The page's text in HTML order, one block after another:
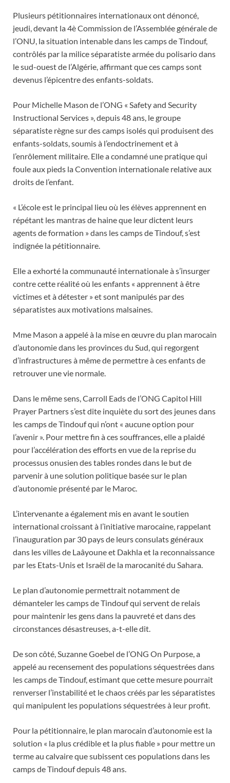
Plusieurs pétitionnaires internationaux ont dénoncé,
jeudi, devant la 4è Commission de l’Assemblée générale de
l’ONU, la situation intenable dans les camps de Tindouf,
contrôlés par la milice séparatiste armée du polisario dans
le sud-ouest de l’Algérie, affirmant que ces camps sont
devenus l’épicentre des enfants-soldats.
Pour Michelle Mason de l’ONG « Safety and Security
Instructional Services », depuis 48 ans, le groupe
séparatiste règne sur des camps isolés qui produisent des
enfants-soldats, soumis à l’endoctrinement et à
l’enrôlement militaire. Elle a condamné une pratique qui
foule aux pieds la Convention internationale relative aux
droits de l’enfant.
« L’école est le principal lieu où les élèves apprennent en
répétant les mantras de haine que leur dictent leurs
agents de formation » dans les camps de Tindouf, s’est
indignée la pétitionnaire.
Elle a exhorté la communauté internationale à s’insurger
contre cette réalité où les enfants « apprennent à être
victimes et à détester » et sont manipulés par des
séparatistes aux motivations malsaines.
Mme Mason a appelé à la mise en œuvre du plan marocain
d’autonomie dans les provinces du Sud, qui regorgent
d’infrastructures à même de permettre à ces enfants de
retrouver une vie normale.
Dans le même sens, Carroll Eads de l’ONG Capitol Hill
Prayer Partners s’est dite inquiète du sort des jeunes dans
les camps de Tindouf qui n’ont « aucune option pour
l’avenir ». Pour mettre fin à ces souffrances, elle a plaidé
pour l’accélération des efforts en vue de la reprise du
processus onusien des tables rondes dans le but de
parvenir à une solution politique basée sur le plan
d’autonomie présenté par le Maroc.
L’intervenante a également mis en avant le soutien
international croissant à l’initiative marocaine, rappelant
l’inauguration par 30 pays de leurs consulats généraux
dans les villes de Laâyoune et Dakhla et la reconnaissance
par les Etats-Unis et Israël de la marocanité du Sahara.
Le plan d’autonomie permettrait notamment de
démanteler les camps de Tindouf qui servent de relais
pour maintenir les gens dans la pauvreté et dans des
circonstances désastreuses, a-t-elle dit.
De son côté, Suzanne Goebel de l’ONG On Purpose, a
appelé au recensement des populations séquestrées dans
les camps de Tindouf, estimant que cette mesure pourrait
renverser l’instabilité et le chaos créés par les séparatistes
qui manipulent les populations séquestrées à leur profit.
Pour la pétitionnaire, le plan marocain d’autonomie est la
solution « la plus crédible et la plus fiable » pour mettre un
terme au calvaire que subissent ces populations dans les
camps de Tindouf depuis 48 ans.